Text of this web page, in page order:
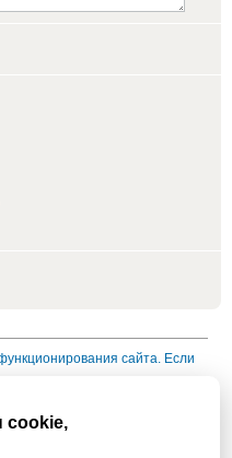
сайта. Если
cookie,